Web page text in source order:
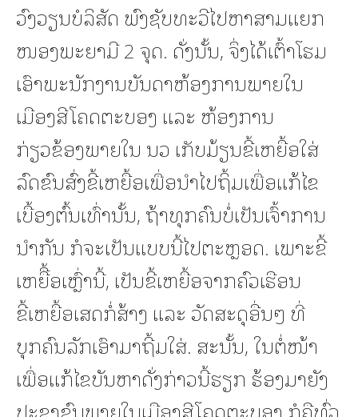
ວົງວຽນບໍລິສັດ ພົງຊັບທະວີໄປຫາສາມແຍກ
ໜອງພະຍາມີ 2 ຈຸດ. ດັ່ງນັ້ນ, ຈຶ່ງໄດ້ເຕົ້າໂຮມ
ເອົາພະນັກງານບັນດາຫ້ອງການພາຍໃນ
ເມືອງສີໂຄດຕະບອງ ແລະ ຫ້ອງການ
ກ່ຽວຂ້ອງພາຍໃນ ນວ ເກັບມ້ຽນຂີ້ເຫຍື້ອໃສ່
ລົດຂົນສົ່ງຂີ້ເຫຍື້ອເພື່ອນໍາໄປຖິ້ມເພື່ອແກ້ໄຂ
ເບື້ອງຕົ້ນເທົ່ານັ້ນ, ຖ້າທຸກຄົນບໍ່ເປັນເຈົ້າການ
ນໍາກັນ ກໍຈະເປັນແບບນີ້ໄປຕະຫຼອດ. ເພາະຂີ້
ເຫຍືື້ອເຫຼົ່ານີ້, ເປັນຂີ້ເຫຍື້ອຈາກຄົວເຮືອນ
ຂີ້ເຫຍື້ອເສດກໍ່ສ້າງ ແລະ ວັດສະດຸອື່ນໆ ທີ່
ບຸກຄົນລັກເອົາມາຖີ້ມໃສ່. ສະນັ້ນ, ໃນຕໍ່ໜ້າ
ເພື່ອແກ້ໄຂບັນຫາດັ່ງກ່າວນີ້ຮຽກ ຮ້ອງມາຍັງ
ປະຊາຊົນພາຍໃນເມືອງສີໂຄດຕະບອງ ກໍຄືທົ່ວ